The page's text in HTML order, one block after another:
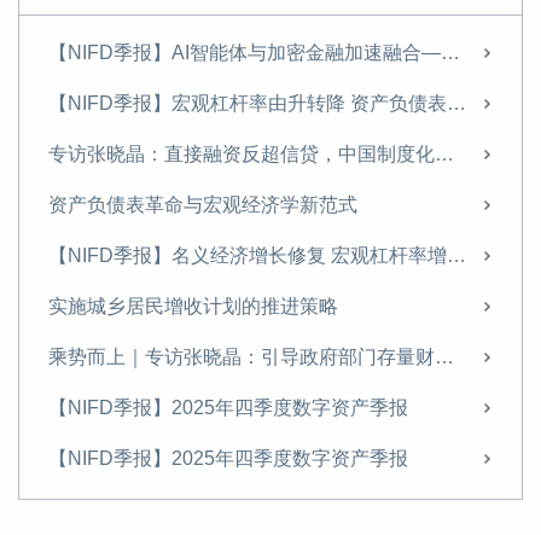
【NIFD季报】AI智能体与加密金融加速融合——2026年上半年股票市场分析报告
【NIFD季报】宏观杠杆率由升转降 资产负债表修复承压——2026年二季度宏观杠杆率报告
专访张晓晶：直接融资反超信贷，中国制度化创新冒险能力持续增强｜科创资本论
资产负债表革命与宏观经济学新范式
【NIFD季报】名义经济增长修复 宏观杠杆率增幅收窄——2026年一季度宏观杠杆率报告
实施城乡居民增收计划的推进策略
乘势而上｜专访张晓晶：引导政府部门存量财富向居民部门适度转移
【NIFD季报】2025年四季度数字资产季报
【NIFD季报】2025年四季度数字资产季报